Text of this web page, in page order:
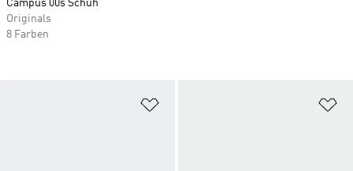
Campus 00s Schuh
Originals
8 Farben